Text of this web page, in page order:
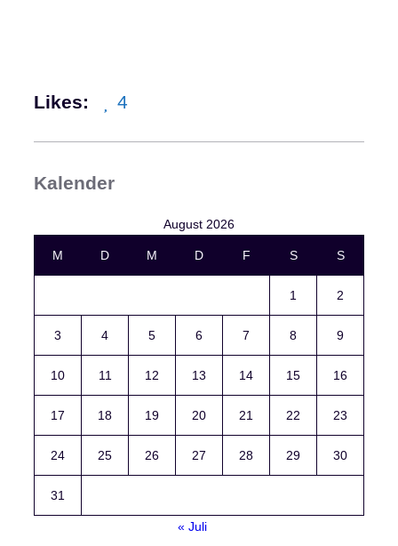
Likes: 4
Kalender
August 2026
M D M D F S S
1 2
3 4 5 6 7 8 9
10 11 12 13 14 15 16
17 18 19 20 21 22 23
24 25 26 27 28 29 30
31
« Juli